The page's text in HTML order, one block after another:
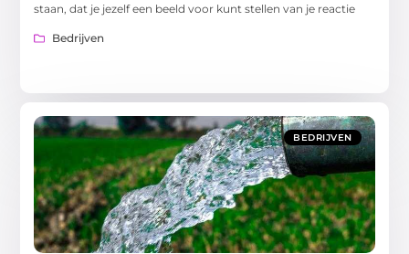
staan, dat je jezelf een beeld voor kunt stellen van je reactie
Bedrijven
BEDRIJVEN